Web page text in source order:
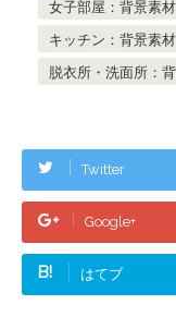
女子部屋：背景素材
キッチン：背景素材
脱衣所・洗面所：
Twitter
Google+
B! はてブ